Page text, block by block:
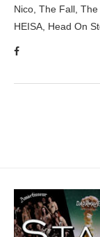
Nico, The Fall,
HEISA, Head On